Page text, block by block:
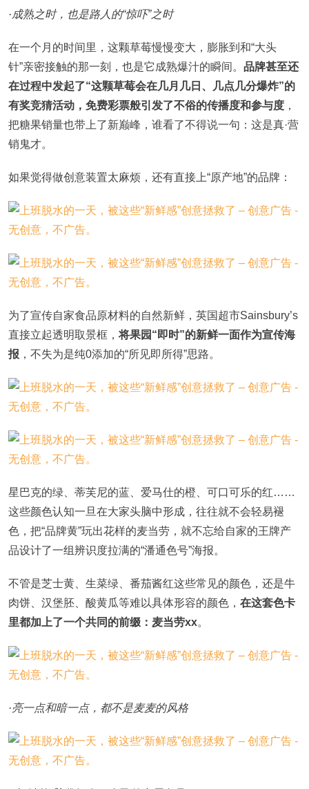
·成熟之时，也是路人的“惊吓”之时
在一个月的时间里，这颗草莓慢慢变大，膨胀到和“大头
针”亲密接触的那一刻，也是它成熟爆汁的瞬间。 品牌甚至还
在过程中发起了“这颗草莓会在几月几日、几点几分爆炸”的
有奖竞猜活动，免费彩票般引发了不俗的传播度和参与度 ，
把糖果销量也带上了新巅峰，谁看了不得说一句：这是真·营
销鬼才。
如果觉得做创意装置太麻烦，还有直接上“原产地”的品牌：
为了宣传自家食品原材料的自然新鲜，英国超市Sainsbury’s
直接立起透明取景框，将果园“即时”的新鲜一面作为宣传海
报 ，不失为是纯0添加的“所见即所得”思路。
星巴克的绿、蒂芙尼的蓝、爱马仕的橙、可口可乐的红……
这些颜色认知一旦在大家头脑中形成，往往就不会轻易褪
色，把“品牌黄”玩出花样的麦当劳，就不忘给自家的王牌产
品设计了一组辨识度拉满的“潘通色号”海报。
不管是芝士黄、生菜绿、番茄酱红这些常见的颜色，还是牛
肉饼、汉堡胚、酸黄瓜等难以具体形容的颜色， 在这套色卡
里都加上了一个共同的前缀：麦当劳xx。
·亮一点和暗一点，都不是麦麦的风格